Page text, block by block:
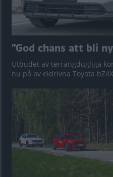
”God chans att bli
Utbudet av terrängdugliga
nu på av eldrivna Toyota